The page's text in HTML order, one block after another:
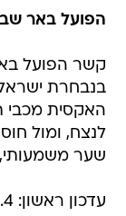
הפועל באר
קשר הפועל
בנבחרת
האקסית מכבי
לנצח, ומול
שער משמעותי,
עדכון ראשון: 5.4, 15:00